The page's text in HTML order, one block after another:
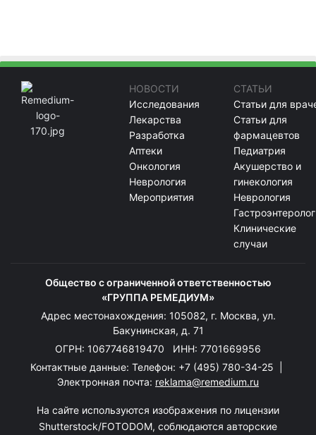
НОВОСТИ
Исследования
Лекарства
Разработка
Аптеки
Онкология
Неврология
Мероприятия
СТАТЬИ
Статьи для
Статьи для
фармацевтов
Педиатрия
Акушерство и
гинекология
Неврология
Клинические
случаи
Общество с ограниченной ответственностью
«ГРУППА РЕМЕДИУМ»
Адрес местонахождения: 105082, г. Москва, ул.
Бакунинская, д. 71
ОГРН: 1067746819470 ИНН: 7701669956
Контактные данные: Телефон: +7 (495) 780-34-25
Электронная почта: reklama@remedium.ru
На сайте используются изображения по лицензии
Shutterstock/FOTODOM, соблюдаются авторские